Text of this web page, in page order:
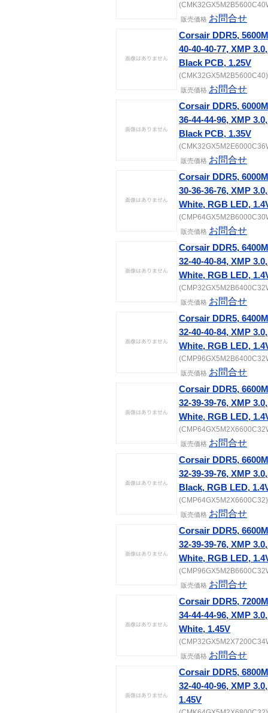
販売価格 お問合せ
Corsair DDR5,
40-40-40-77, XMP
Black PCB, 1.25V
販売価格 お問合せ
Corsair DDR5,
36-44-44-96, XMP
Black PCB, 1.35V
販売価格 お問合せ
Corsair DDR5,
30-36-36-76, XMP
White, RGB LED,
販売価格 お問合せ
Corsair DDR5,
32-40-40-84, XMP
White, RGB LED,
販売価格 お問合せ
Corsair DDR5,
32-40-40-84, XMP
White, RGB LED,
販売価格 お問合せ
Corsair DDR5,
32-39-39-76, XMP
White, RGB LED,
販売価格 お問合せ
Corsair DDR5,
32-39-39-76, XMP
Black, RGB LED,
販売価格 お問合せ
Corsair DDR5,
32-39-39-76, XMP
White, RGB LED,
販売価格 お問合せ
Corsair DDR5,
34-44-44-96, XMP
White, 1.45V
販売価格 お問合せ
Corsair DDR5,
32-40-40-96, XMP
1.45V